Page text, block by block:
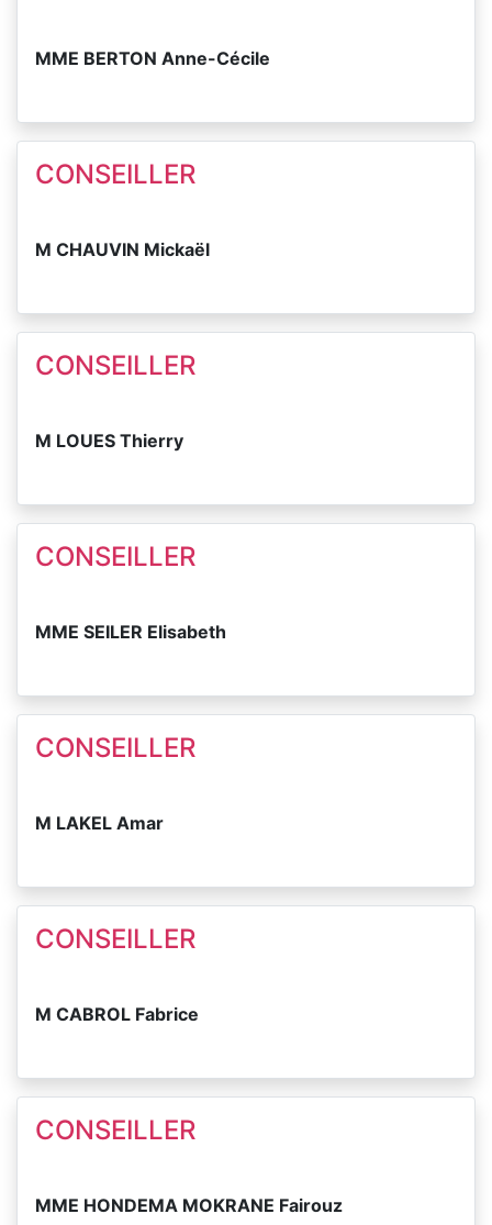
MME BERTON Anne-Cécile
CONSEILLER
M CHAUVIN Mickaël
CONSEILLER
M LOUES Thierry
CONSEILLER
MME SEILER Elisabeth
CONSEILLER
M LAKEL Amar
CONSEILLER
M CABROL Fabrice
CONSEILLER
MME HONDEMA MOKRANE Fairouz